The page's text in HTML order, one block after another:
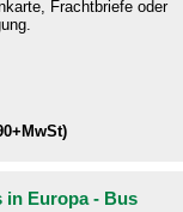
Frachtbriefe oder
in Europa - Bus